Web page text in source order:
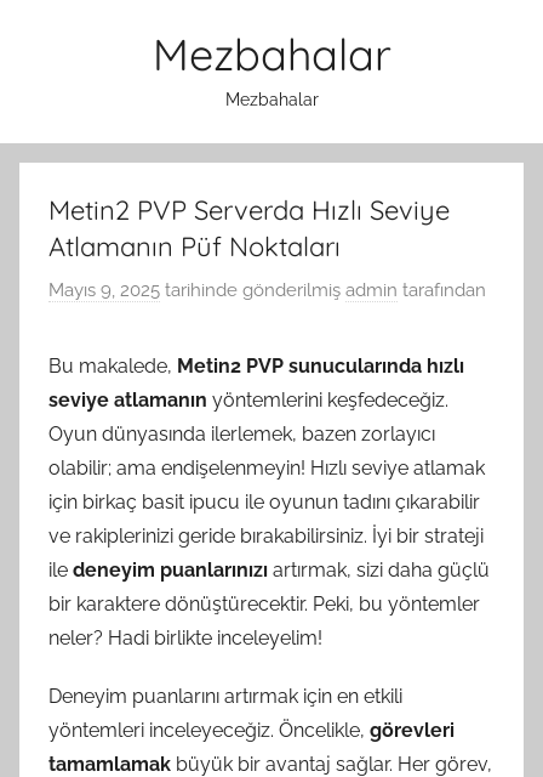
Mezbahalar
Mezbahalar
Metin2 PVP Serverda Hızlı Seviye
Atlamanın Püf Noktaları
Mayıs 9, 2025 tarihinde gönderilmiş admin tarafından
Bu makalede, Metin2 PVP sunucularında hızlı
seviye atlamanın yöntemlerini keşfedeceğiz.
Oyun dünyasında ilerlemek, bazen zorlayıcı
olabilir; ama endişelenmeyin! Hızlı seviye atlamak
için birkaç basit ipucu ile oyunun tadını çıkarabilir
ve rakiplerinizi geride bırakabilirsiniz. İyi bir strateji
ile deneyim puanlarınızı artırmak, sizi daha güçlü
bir karaktere dönüştürecektir. Peki, bu yöntemler
neler? Hadi birlikte inceleyelim!
Deneyim puanlarını artırmak için en etkili
yöntemleri inceleyeceğiz. Öncelikle, görevleri
tamamlamak büyük bir avantaj sağlar. Her görev,